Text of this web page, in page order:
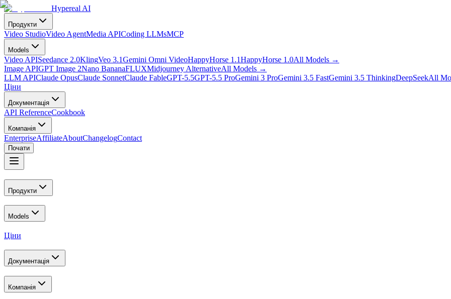
Hypereal AI
Продукти
Video StudioVideo AgentMedia APICoding LLMsMCP
Models
Video APISeedance 2.0KlingVeo 3.1Gemini Omni VideoHappyHorse 1.1HappyHorse 1.0All Models →
Image APIGPT Image 2Nano BananaFLUXMidjourney AlternativeAll Models →
LLM APIClaude OpusClaude SonnetClaude FableGPT-5.5GPT-5.5 ProGemini 3 ProGemini 3.5 FastGemini 3.5 ThinkingDeepSeekAll
Ціни
Документація
API ReferenceCookbook
Компанія
EnterpriseAffiliateAboutChangelogContact
Почати
Продукти
Models
Ціни
Документація
Компанія